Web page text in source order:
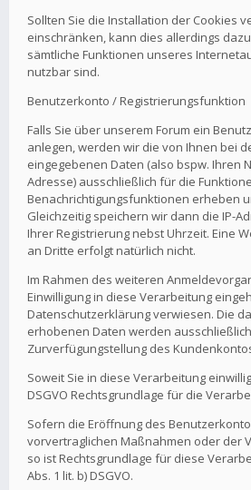
Sollten Sie die Installation der Cookies
einschränken, kann dies allerdings
sämtliche Funktionen unseres
nutzbar sind.
Benutzerkonto / Registrierungsfunktion
Falls Sie über unserem Forum ein
anlegen, werden wir die von Ihnen bei
eingegebenen Daten (also bspw. Ihren
Adresse) ausschließlich für die
Benachrichtigungsfunktionen erheben
Gleichzeitig speichern wir dann die IP-
Ihrer Registrierung nebst Uhrzeit. Eine
an Dritte erfolgt natürlich nicht.
Im Rahmen des weiteren
Einwilligung in diese Verarbeitung
Datenschutzerklärung verwiesen. Die
erhobenen Daten werden
Zurverfügungstellung des
Soweit Sie in diese Verarbeitung
DSGVO Rechtsgrundlage für die
Sofern die Eröffnung des
vorvertraglichen Maßnahmen oder der
so ist Rechtsgrundlage für diese
Abs. 1 lit. b) DSGVO.